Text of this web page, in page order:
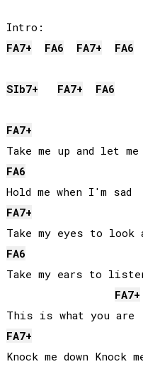
FA7+ FA6 FA7+ FA6
SIb7+ FA7+ FA6
FA7+
FA6
FA7+
FA6
Take my ears to
FA7+
FA7+